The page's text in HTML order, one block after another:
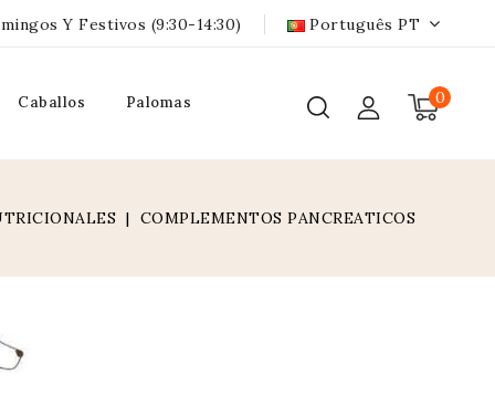
Y Festivos (9:30-14:30) Português PT
0
Caballos Palomas
COMPLEMENTOS PANCREATICOS